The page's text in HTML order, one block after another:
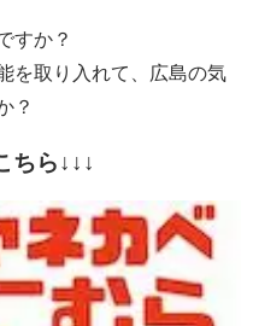
すか？
を取り入れて、広島の気
？
ちら↓↓↓